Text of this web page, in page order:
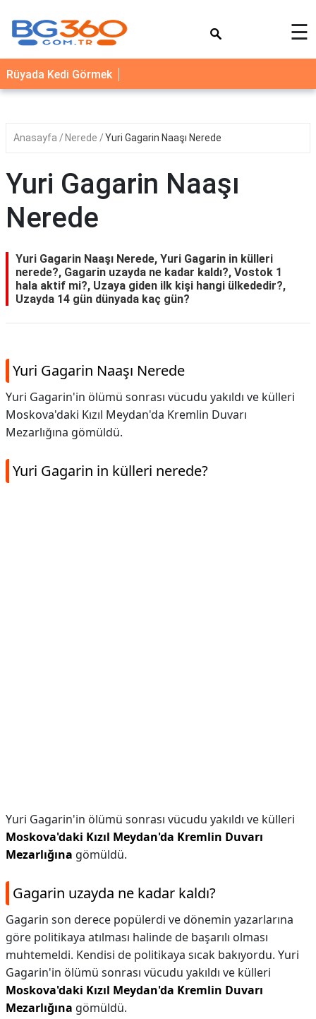
YEMEK
TARİFLERİ
SAĞLIK
İLETİŞİM
☰
Rüyada Kedi Görmek
Anasayfa Nerede Yuri Gagarin Naaşı Nerede
Yuri Gagarin Naaşı
Nerede
Yuri Gagarin Naaşı Nerede, Yuri Gagarin in külleri
nerede?, Gagarin uzayda ne kadar kaldı?, Vostok 1
hala aktif mi?, Uzaya giden ilk kişi hangi ülkededir?,
Uzayda 14 gün dünyada kaç gün?
Yuri Gagarin Naaşı Nerede
Yuri Gagarin'in ölümü sonrası vücudu yakıldı ve külleri
Moskova'daki Kızıl Meydan'da Kremlin Duvarı
Mezarlığına gömüldü.
Yuri Gagarin in külleri nerede?
Yuri Gagarin'in ölümü sonrası vücudu yakıldı ve külleri
Moskova'daki Kızıl Meydan'da Kremlin Duvarı
Mezarlığına gömüldü.
Gagarin uzayda ne kadar kaldı?
Gagarin son derece popülerdi ve dönemin yazarlarına
göre politikaya atılması halinde de başarılı olması
muhtemeldi. Kendisi de politikaya sıcak bakıyordu. Yuri
Gagarin'in ölümü sonrası vücudu yakıldı ve külleri
Moskova'daki Kızıl Meydan'da Kremlin Duvarı
Mezarlığına gömüldü.